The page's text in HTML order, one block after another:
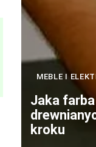
MEBLE I
Jaka
kroku